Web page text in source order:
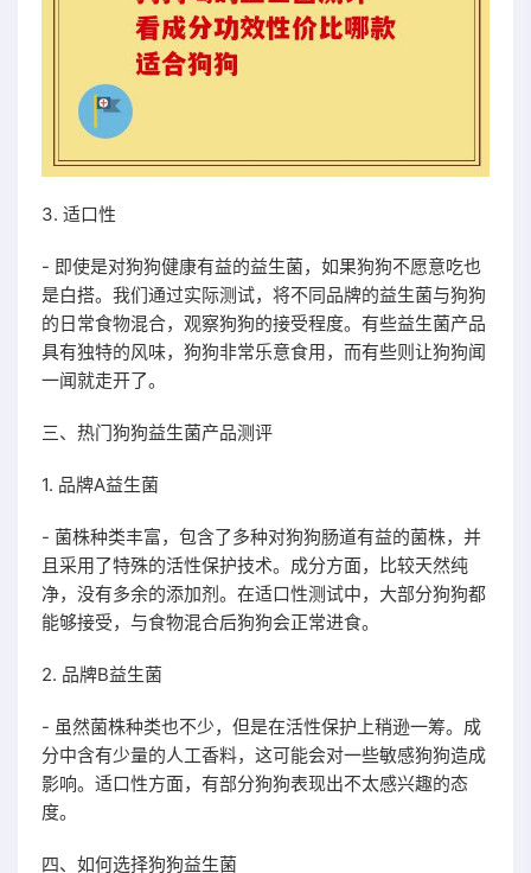
3. 适口性
- 即使是对狗狗健康有益的益生菌，如果狗狗不愿意吃也
是白搭。我们通过实际测试，将不同品牌的益生菌与狗狗
的日常食物混合，观察狗狗的接受程度。有些益生菌产品
具有独特的风味，狗狗非常乐意食用，而有些则让狗狗闻
一闻就走开了。
三、热门狗狗益生菌产品测评
1. 品牌A益生菌
- 菌株种类丰富，包含了多种对狗狗肠道有益的菌株，并
且采用了特殊的活性保护技术。成分方面，比较天然纯
净，没有多余的添加剂。在适口性测试中，大部分狗狗都
能够接受，与食物混合后狗狗会正常进食。
2. 品牌B益生菌
- 虽然菌株种类也不少，但是在活性保护上稍逊一筹。成
分中含有少量的人工香料，这可能会对一些敏感狗狗造成
影响。适口性方面，有部分狗狗表现出不太感兴趣的态
度。
四、如何选择狗狗益生菌